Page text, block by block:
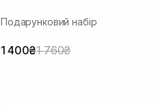
Подарунковий набір
1 400₴1 760₴